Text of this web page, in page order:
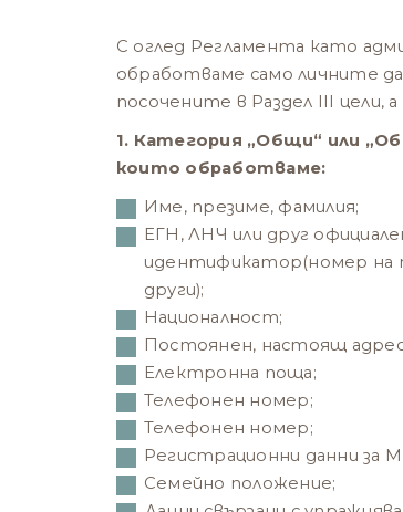
С оглед Регламента като
обработваме само личните
посочените в Раздел III цели,
1. Категория „Общи“ или
които обработваме:
Име, презиме, фамилия;
ЕГН, ЛНЧ или друг
идентификатор(номер на
други);
Националност;
Постоянен, настоящ
Електронна поща;
Телефонен номер;
Телефонен номер;
Регистрационни данни за
Семейно положение;